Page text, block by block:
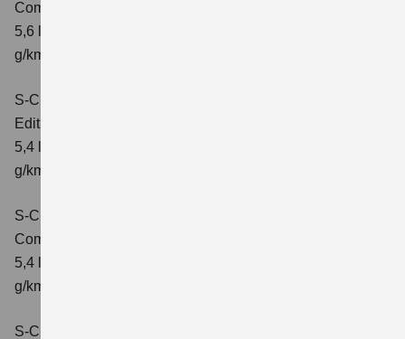
Comfort+
5,6 l/100km; kombinierter Wert der CO₂-Emission: 127
g/km; CO₂-Klasse: D
S-Cross 1.4 BOOSTERJET HYBRID
Edition
5,4 l/100 km; kombinierter Wert der CO2-Emission: 121
g/km; CO2-Klasse: D
S-Cross 1.4 BOOSTERJET HYBRID
Comfort
5,4 l/100 km; kombinierter Wert der CO2-Emission: 121
g/km; CO2-Klasse: D
S-Cross 1.4 BOOSTERJET HYBRID AT